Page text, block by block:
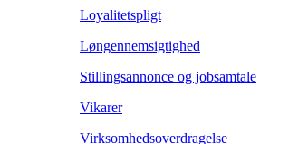
Loyalitetspligt
Løngennemsigtighed
Stillingsannonce og jobsamtale
Vikarer
Virksomhedsoverdragelse